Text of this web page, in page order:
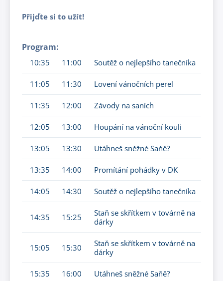
Přijďte si to užít!
Program:
10:35 11:00 Soutěž o nejlepšího tanečníka
11:05 11:30 Lovení vánočních perel
11:35 12:00 Závody na saních
12:05 13:00 Houpání na vánoční kouli
13:05 13:30 Utáhneš sněžné Saňě?
13:35 14:00 Promítání pohádky v DK
14:05 14:30 Soutěž o nejlepšího tanečníka
14:35 15:25
Staň se skřítkem v továrně na
dárky
15:05 15:30
Staň se skřítkem v továrně na
dárky
15:35 16:00 Utáhneš sněžné Saňě?